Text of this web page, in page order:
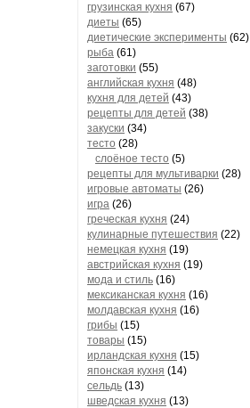
грузинская кухня (67)
диеты (65)
диетические эксперименты (62)
рыба (61)
заготовки (55)
английская кухня (48)
кухня для детей (43)
рецепты для детей (38)
закуски (34)
тесто (28)
слоёное тесто (5)
рецепты для мультиварки (28)
игровые автоматы (26)
игра (26)
греческая кухня (24)
кулинарные путешествия (22)
немецкая кухня (19)
австрийская кухня (19)
мода и стиль (16)
мексиканская кухня (16)
молдавская кухня (16)
грибы (15)
товары (15)
ирландская кухня (15)
японская кухня (14)
сельдь (13)
шведская кухня (13)